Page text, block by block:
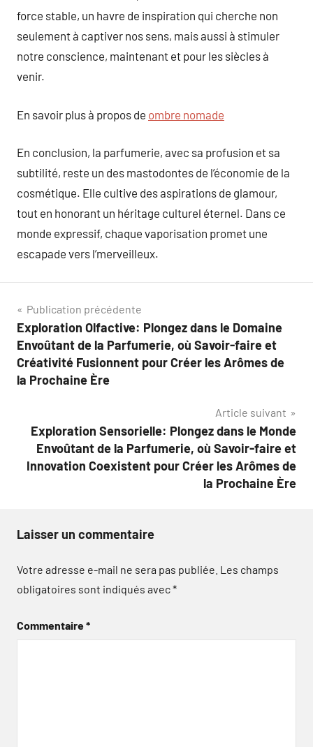
force stable, un havre de inspiration qui cherche non
seulement à captiver nos sens, mais aussi à stimuler
notre conscience, maintenant et pour les siècles à
venir.
En savoir plus à propos de ombre nomade
En conclusion, la parfumerie, avec sa profusion et sa
subtilité, reste un des mastodontes de l’économie de la
cosmétique. Elle cultive des aspirations de glamour,
tout en honorant un héritage culturel éternel. Dans ce
monde expressif, chaque vaporisation promet une
escapade vers l’merveilleux.
Navigation
de
l’article
Publication précédente
Exploration Olfactive: Plongez dans le Domaine
Envoûtant de la Parfumerie, où Savoir-faire et
Créativité Fusionnent pour Créer les Arômes de
la Prochaine Ère
Article suivant
Exploration Sensorielle: Plongez dans le Monde
Envoûtant de la Parfumerie, où Savoir-faire et
Innovation Coexistent pour Créer les Arômes de
la Prochaine Ère
Laisser un commentaire
Votre adresse e-mail ne sera pas publiée. Les champs
obligatoires sont indiqués avec*
Commentaire*